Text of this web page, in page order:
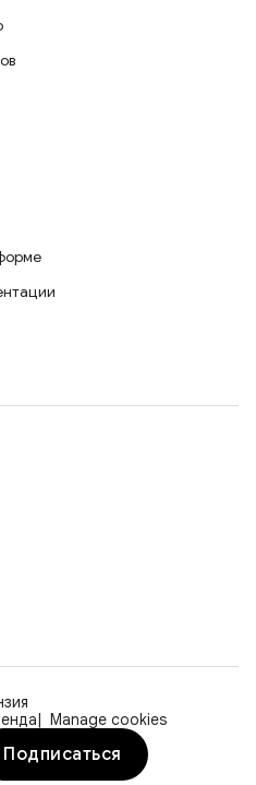
Manage cookies
Подписаться